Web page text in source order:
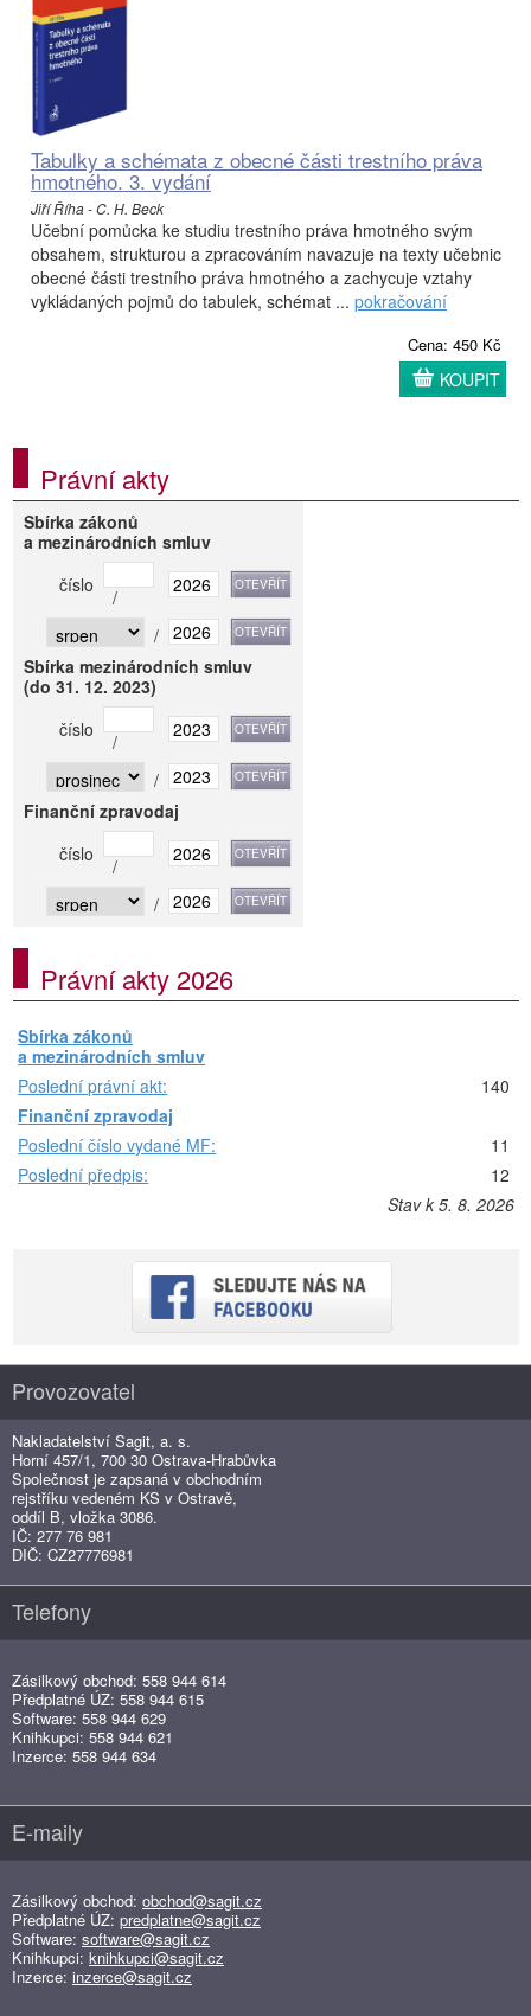
Tabulky a schémata z obecné části trestního práva
hmotného. 3. vydání
Jiří Říha - C. H. Beck
Učební pomůcka ke studiu trestního práva hmotného svým
obsahem, strukturou a zpracováním navazuje na texty učebnic
obecné části trestního práva hmotného a zachycuje vztahy
vykládaných pojmů do tabulek, schémat ... pokračování
Cena: 450 Kč
KOUPIT
Právní akty
Sbírka zákonů
a mezinárodních smluv
číslo
/
/
Sbírka mezinárodních smluv
(do 31. 12. 2023)
číslo
/
/
Finanční zpravodaj
číslo
/
/
Právní akty 2026
Sbírka zákonů
a mezinárodních smluv
Poslední právní akt:
140
Finanční zpravodaj
Poslední číslo vydané MF:
11
Poslední předpis:
12
Stav k 5. 8. 2026
Provozovatel
Nakladatelství Sagit, a. s.
Horní 457/1, 700 30 Ostrava-Hrabůvka
Společnost je zapsaná v obchodním
rejstříku vedeném KS v Ostravě,
oddíl B, vložka 3086.
IČ: 277 76 981
DIČ: CZ27776981
Telefony
Zásilkový obchod: 558 944 614
Předplatné ÚZ: 558 944 615
Software: 558 944 629
Knihkupci: 558 944 621
Inzerce: 558 944 634
E-maily
Zásilkový obchod: obchod@sagit.cz
Předplatné ÚZ: predplatne@sagit.cz
Software: software@sagit.cz
Knihkupci: knihkupci@sagit.cz
Inzerce: inzerce@sagit.cz